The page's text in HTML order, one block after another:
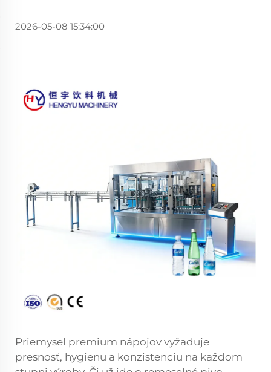
2026-05-08 15:34:00
Priemysel premium nápojov vyžaduje
presnosť, hygienu a konzistenciu na každom